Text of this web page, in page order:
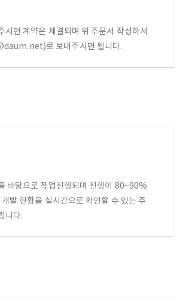
시면 계약은 체결되며 위 주문서 작성하셔
로 보내주시면 됩니다.
바탕으로 작업진행되며 진행이 80~90%
발 현황을 실시간으로 확인할 수 있는 주
니다.